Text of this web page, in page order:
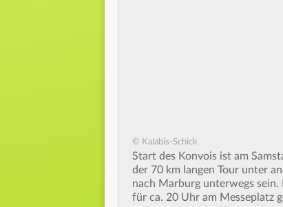
© Kalabis-Schick
Start des Konvois ist am
der 70 km langen Tour unter
nach Marburg unterwegs
für ca. 20 Uhr am Messeplatz